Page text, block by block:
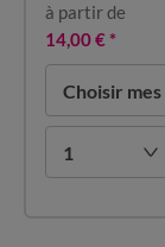
Choisir
1
à partir de
14,00 €*